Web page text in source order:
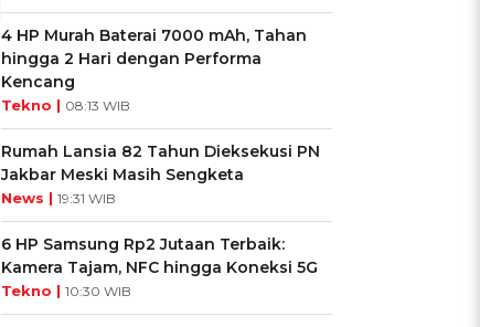
4 HP Murah Baterai 7000 mAh, Tahan
hingga 2 Hari dengan Performa
Kencang
Tekno | 08:13 WIB
Rumah Lansia 82 Tahun Dieksekusi PN
Jakbar Meski Masih Sengketa
News | 19:31 WIB
6 HP Samsung Rp2 Jutaan Terbaik:
Kamera Tajam, NFC hingga Koneksi 5G
Tekno | 10:30 WIB